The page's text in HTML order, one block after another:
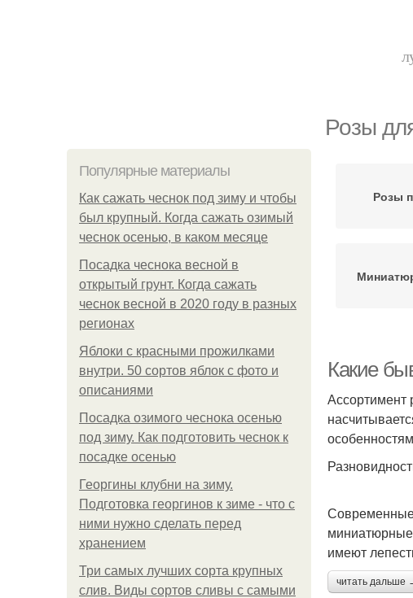
Розы
Популярные материалы
Как сажать чеснок под зиму и чтобы
был крупный. Когда сажать озимый
чеснок осенью, в каком месяце
Посадка чеснока весной в
открытый грунт. Когда сажать
чеснок весной в 2020 году в разных
регионах
Яблоки с красными прожилками
внутри. 50 сортов яблок с фото и
описаниями
Посадка озимого чеснока осенью
под зиму. Как подготовить чеснок к
посадке осенью
Георгины клубни на зиму.
Подготовка георгинов к зиме - что с
ними нужно сделать перед
хранением
Три самых лучших сорта крупных
слив. Виды сортов сливы с самыми
Розы
Какие
Ассортимент
Современные
имеют
читать дальше